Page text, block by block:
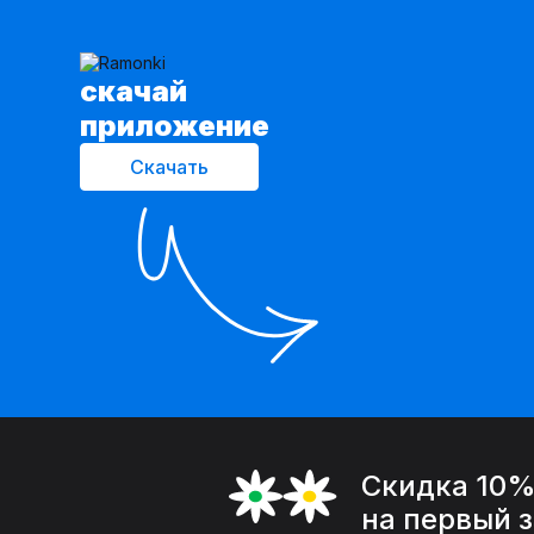
cкачай
приложение
Скачать
Скидка 10%
на первый